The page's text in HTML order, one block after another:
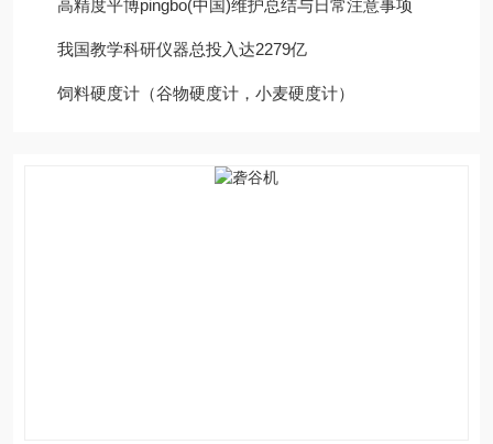
高精度平博pingbo(中国)维护总结与日常注意事项
我国教学科研仪器总投入达2279亿
饲料硬度计（谷物硬度计，小麦硬度计）